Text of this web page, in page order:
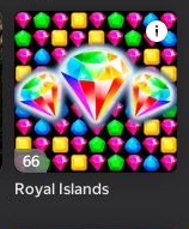
66
Royal Islands